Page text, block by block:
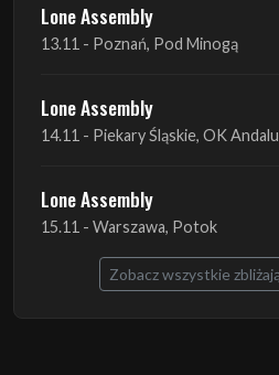
Lone Assembly
13.11 - Poznań, Pod Minogą
Lone Assembly
14.11 - Piekary Śląskie, OK
Lone Assembly
15.11 - Warszawa, Potok
Zobacz wszystkie